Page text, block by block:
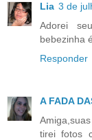
Lia 3 de
Adorei
bebezinha
Responder
A FADA
tirei fotos